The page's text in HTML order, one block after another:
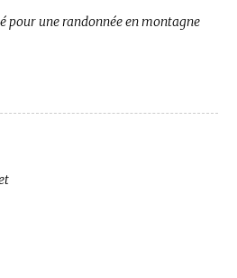
pour une randonnée en montagne